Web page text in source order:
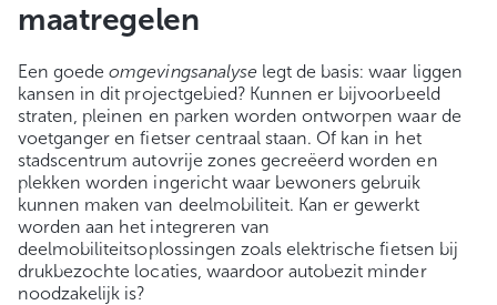
maatregelen
Een goedeomgevingsanalyse legt de basis: waar liggen
kansen in dit projectgebied? Kunnen er bijvoorbeeld
straten, pleinen en parken worden ontworpen waar de
voetganger en fietser centraal staan. Of kan in het
stadscentrum autovrije zones gecreëerd worden en
plekken worden ingericht waar bewoners gebruik
kunnen maken van deelmobiliteit. Kan er gewerkt
worden aan het integreren van
deelmobiliteitsoplossingen zoals elektrische fietsen bij
drukbezochte locaties, waardoor autobezit minder
noodzakelijk is?